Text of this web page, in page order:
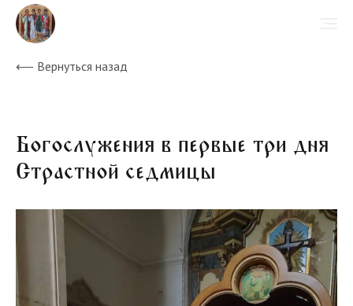
⟵ Вернуться назад
Богослужения в первые три дня
Страстной седмицы